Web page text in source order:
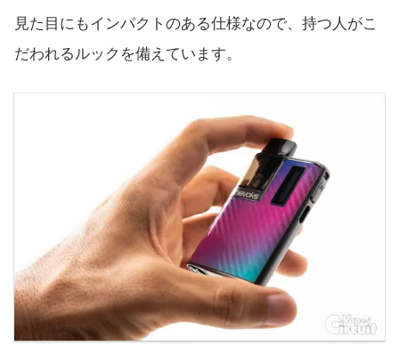
見た目にもインパクトのある仕様なので、持つ人がこ
だわれるルックを備えています。